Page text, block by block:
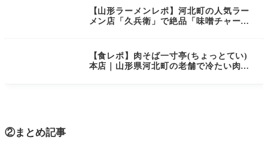
【山形ラーメンレポ】河北町の人気ラー
メン店「久兵衛」で絶品「味噌チャーシ
【食レポ】肉そば一寸亭(ちょっとてい)
本店｜山形県河北町の老舗で冷たい肉そ
②まとめ記事